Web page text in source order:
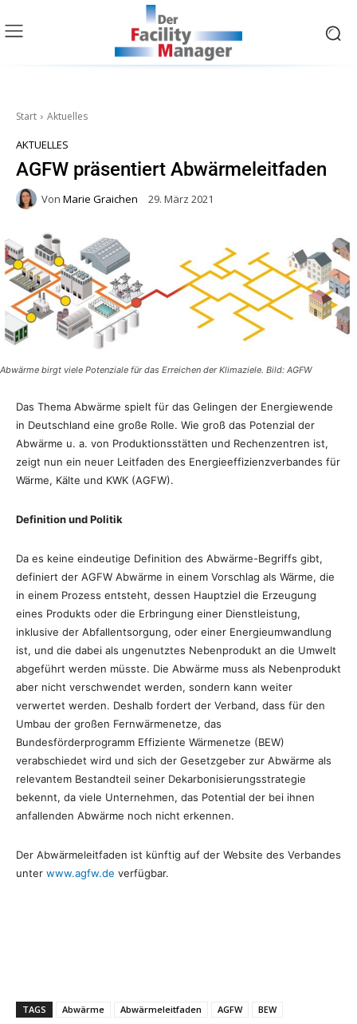
Start Aktuelles
AKTUELLES
AGFW präsentiert Abwärmeleitfaden
Von Marie Graichen 29. März 2021
Abwärme birgt viele Potenziale für das Erreichen der Klimaziele. Bild: AGFW
Das Thema Abwärme spielt für das Gelingen der Energiewende
in Deutschland eine große Rolle. Wie groß das Potenzial der
Abwärme u. a. von Produktionsstätten und Rechenzentren ist,
zeigt nun ein neuer Leitfaden des Energieeffizienzverbandes für
Wärme, Kälte und KWK (AGFW).
Definition und Politik
Da es keine eindeutige Definition des Abwärme-Begriffs gibt,
definiert der AGFW Abwärme in einem Vorschlag als Wärme, die
in einem Prozess entsteht, dessen Hauptziel die Erzeugung
eines Produkts oder die Erbringung einer Dienstleistung,
inklusive der Abfallentsorgung, oder einer Energieumwandlung
ist, und die dabei als ungenutztes Nebenprodukt an die Umwelt
abgeführt werden müsste. Die Abwärme muss als Nebenprodukt
aber nicht verschwendet werden, sondern kann weiter
verwertet werden. Deshalb fordert der Verband, dass für den
Umbau der großen Fernwärmenetze, das
Bundesförderprogramm Effiziente Wärmenetze (BEW)
verabschiedet wird und sich der Gesetzgeber zur Abwärme als
relevantem Bestandteil seiner Dekarbonisierungsstrategie
bekennt, da viele Unternehmen, das Potential der bei ihnen
anfallenden Abwärme noch nicht erkennen.
Der Abwärmeleitfaden ist künftig auf der Website des Verbandes
unter www.agfw.de verfügbar.
TAGS Abwärme Abwärmeleitfaden AGFW
BEW